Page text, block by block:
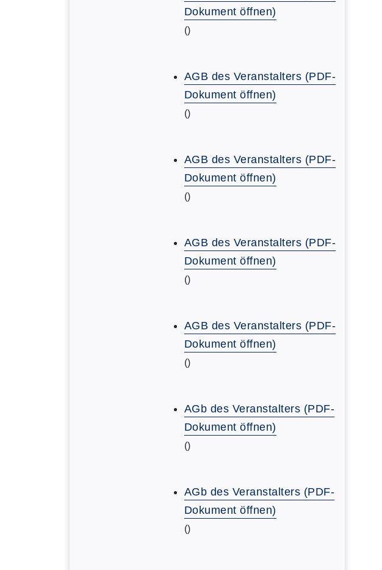
Dokument öffnen)
()
AGB des Veranstalters (PDF-
Dokument öffnen)
()
AGB des Veranstalters (PDF-
Dokument öffnen)
()
AGB des Veranstalters (PDF-
Dokument öffnen)
()
AGB des Veranstalters (PDF-
Dokument öffnen)
()
AGb des Veranstalters (PDF-
Dokument öffnen)
()
AGb des Veranstalters (PDF-
Dokument öffnen)
()